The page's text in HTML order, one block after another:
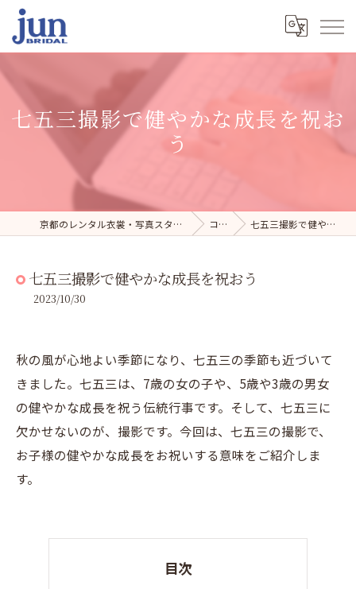
七五三撮影で健やかな成長を祝お
う
京都のレンタル衣裳・写真スタジオならジュンブライダル コラム 七五三撮影で健やかな成長を祝おう
七五三撮影で健やかな成長を祝おう
2023/10/30
秋の風が心地よい季節になり、七五三の季節も近づいて
きました。七五三は、7歳の女の子や、5歳や3歳の男女
の健やかな成長を祝う伝統行事です。そして、七五三に
欠かせないのが、撮影です。今回は、七五三の撮影で、
お子様の健やかな成長をお祝いする意味をご紹介しま
す。
目次